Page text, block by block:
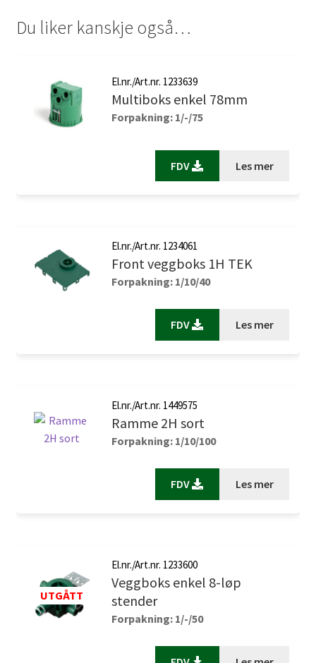
Du liker kanskje også…
El.nr./Art.nr. 1233639
Multiboks enkel 78mm
Forpakning: 1/-/75
FDV Les mer
El.nr./Art.nr. 1234061
Front veggboks 1H TEK
Forpakning: 1/10/40
FDV Les mer
El.nr./Art.nr. 1449575
Ramme 2H sort
Forpakning: 1/10/100
FDV Les mer
El.nr./Art.nr. 1233600
Veggboks enkel 8-løp
stender
Forpakning: 1/-/50